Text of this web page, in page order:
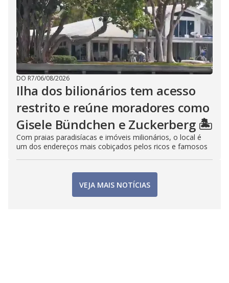
DO R7/06/08/2026
Ilha dos bilionários tem acesso
restrito e reúne moradores como
Gisele Bündchen e Zuckerberg 🏝️
Com praias paradisíacas e imóveis milionários, o local é
um dos endereços mais cobiçados pelos ricos e famosos
VEJA MAIS NOTÍCIAS